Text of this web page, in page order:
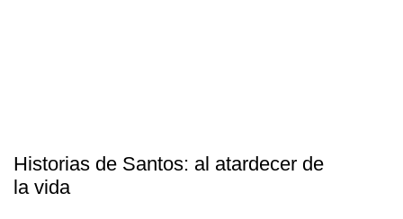
Historias de Santos: al atardecer de
la vida